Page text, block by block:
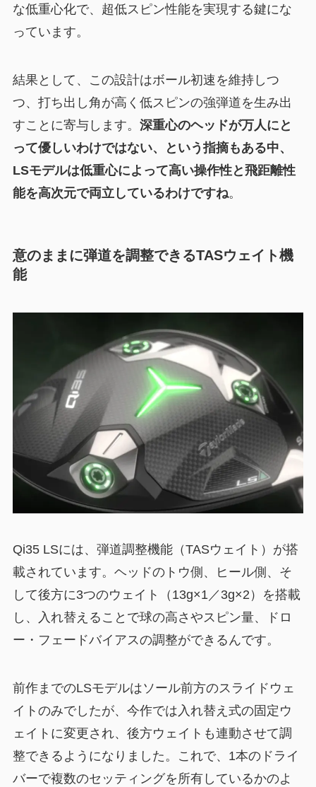
な低重心化で、超低スピン性能を実現する鍵にな
っています。
結果として、この設計はボール初速を維持しつ
つ、打ち出し角が高く低スピンの強弾道を生み出
すことに寄与します。 深重心のヘッドが万人にと
って優しいわけではない、という指摘もある中、
LSモデルは低重心によって高い操作性と飛距離性
能を高次元で両立しているわけですね。
意のままに弾道を調整できるTASウェイト機
能
Qi35 LSには、弾道調整機能（TASウェイト）が搭
載されています。ヘッドのトウ側、ヒール側、そ
して後方に3つのウェイト（13g×1／3g×2）を搭載
し、入れ替えることで球の高さやスピン量、ドロ
ー・フェードバイアスの調整ができるんです。
前作までのLSモデルはソール前方のスライドウェ
イトのみでしたが、今作では入れ替え式の固定ウ
ェイトに変更され、後方ウェイトも連動させて調
整できるようになりました。これで、1本のドライ
バーで複数のセッティングを所有しているかのよ